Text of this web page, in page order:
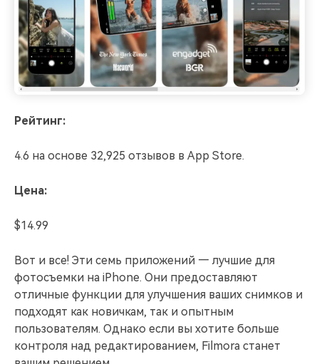
Рейтинг:
4.6 на основе 32,925 отзывов в App Store.
Цена:
$14.99
Вот и все! Эти семь приложений — лучшие для
фотосъемки на iPhone. Они предоставляют
отличные функции для улучшения ваших снимков и
подходят как новичкам, так и опытным
пользователям. Однако если вы хотите больше
контроля над редактированием, Filmora станет